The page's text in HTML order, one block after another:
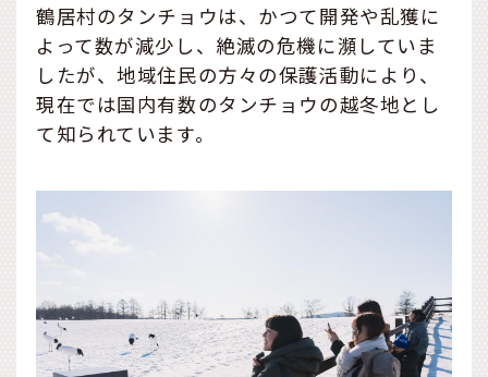
鶴居村のタンチョウは、かつて開発や乱獲に
よって数が減少し、絶滅の危機に瀕していま
したが、地域住民の方々の保護活動により、
現在では国内有数のタンチョウの越冬地とし
て知られています。